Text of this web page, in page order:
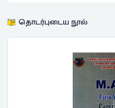
தொடர்புடைய நூல்